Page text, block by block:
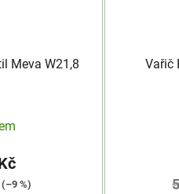
Meva W21,8
(–9 %)
Vařič